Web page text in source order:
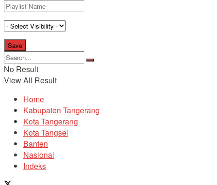
No Result
View All Result
Home
Kabupaten Tangerang
Kota Tangerang
Kota Tangsel
Banten
Nasional
Indeks